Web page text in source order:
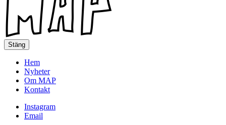
Stäng
Hem
Nyheter
Om MAP
Kontakt
Instagram
Email